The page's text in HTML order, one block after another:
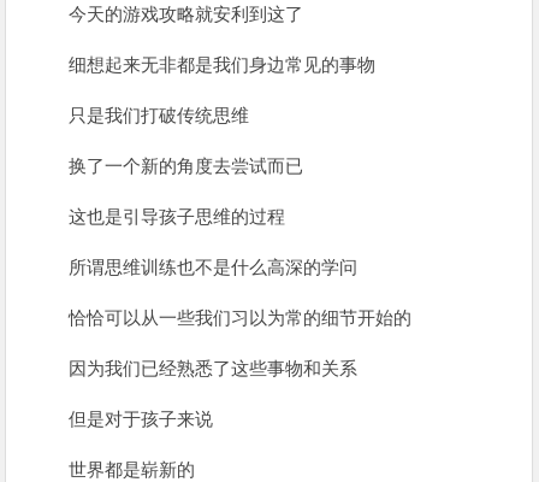
今天的游戏攻略就安利到这了
细想起来无非都是我们身边常见的事物
只是我们打破传统思维
换了一个新的角度去尝试而已
这也是引导孩子思维的过程
所谓思维训练也不是什么高深的学问
恰恰可以从一些我们习以为常的细节开始的
因为我们已经熟悉了这些事物和关系
但是对于孩子来说
世界都是崭新的